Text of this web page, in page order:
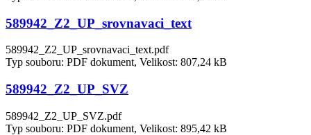
589942_Z2_UP_srovnavaci_text
589942_Z2_UP_srovnavaci_text.pdf
Typ souboru: PDF dokument, Velikost: 807,24 kB
589942_Z2_UP_SVZ
589942_Z2_UP_SVZ.pdf
Typ souboru: PDF dokument, Velikost: 895,42 kB